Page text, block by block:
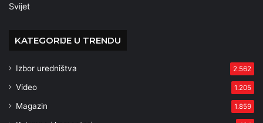
Svijet
KATEGORIJE U TRENDU
Izbor uredništva 2.562
Video 1.205
Magazin 1.859